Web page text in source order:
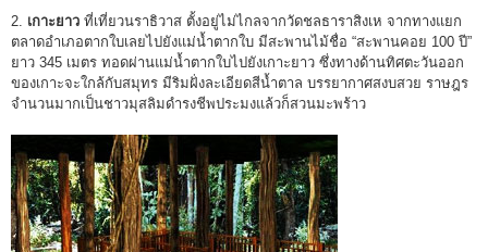
2. เกาะยาว ที่เที่ยวนราธิวาส ตั้งอยู่ไม่ไกลจากวัดชลธาราสิงเห จากทางแยก
ตลาดอำเภอตากใบเลยไปยังแม่น้ำตากใบ มีสะพานไม้ชื่อ “สะพานคอย 100 ปี”
ยาว 345 เมตร ทอดผ่านแม่น้ำตากใบไปยังเกาะยาว ซึ่งทางด้านทิศตะวันออก
ของเกาะจะใกล้กับสมุทร มีริมฝั่งละเอียดสีน้ำตาล บรรยากาศสงบสวย ราษฎร
จำนวนมากเป็นชาวมุสลิมดำรงชีพประมงแล้วก็สวนมะพร้าว